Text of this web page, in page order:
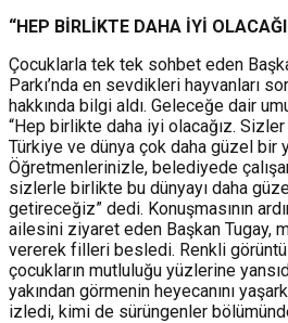
“HEP BİRLİKTE DAHA İYİ
Çocuklarla tek tek sohbet eden
Parkı’nda en sevdikleri hayvanları
hakkında bilgi aldı. Geleceğe dair
“Hep birlikte daha iyi olacağız.
Türkiye ve dünya çok daha güzel bir
Öğretmenlerinizle, belediyede
sizlerle birlikte bu dünyayı daha
getireceğiz” dedi. Konuşmasının
ailesini ziyaret eden Başkan Tugay,
vererek filleri besledi. Renkli
çocukların mutluluğu yüzlerine
yakından görmenin heyecanını
izledi, kimi de sürüngenler